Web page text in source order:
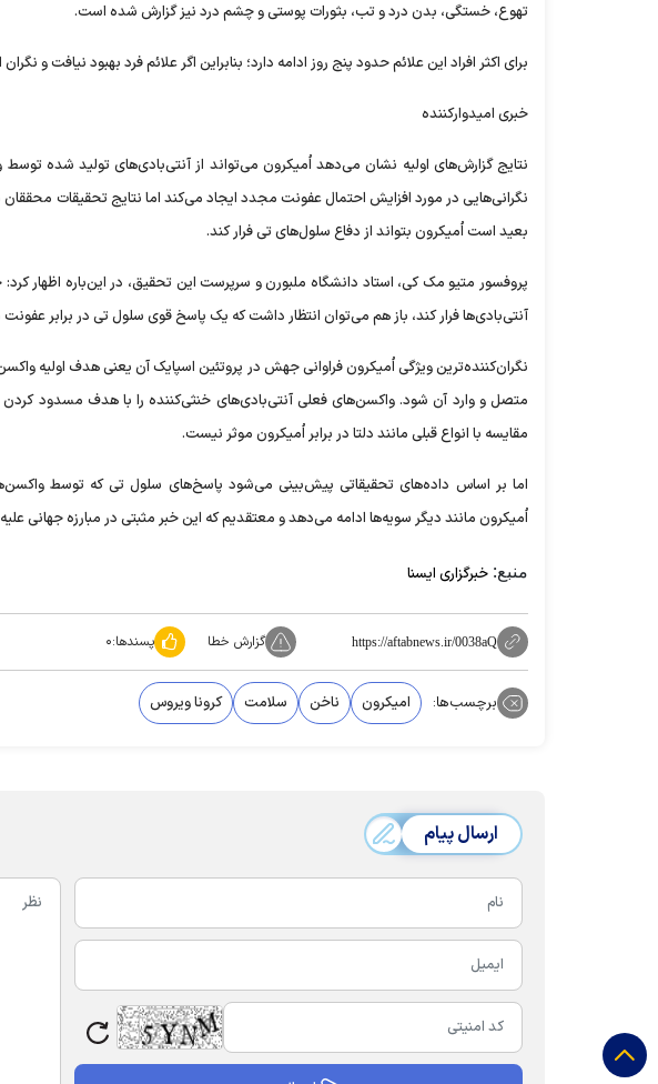
تهوع، خستگی، بدن درد و تب، بثورات پوستی و چشم درد نیز گزارش شده است.
برای اکثر افراد این علائم حدود پنج روز ادامه دارد؛ بنابراین اگر علائم فرد بهبود نیافت و
خبری امیدوارکننده
نتایج گزارش‌های اولیه نشان می‌دهد اُمیکرون می‌تواند از آنتی‌بادی‌های تولید شده
نگرانی‌هایی در مورد افزایش احتمال عفونت مجدد ایجاد می‌کند اما نتایج تحقیقات
بعید است اُمیکرون بتواند از دفاع سلول‌های تی فرار کند.
پروفسور متیو مک کی، استاد دانشگاه ملبورن و سرپرست این تحقیق، در این‌باره اظهار کرد:
آنتی‌بادی‌ها فرار کند، باز هم می‌توان انتظار داشت که یک پاسخ قوی سلول تی در برابر
نگران‌کننده‌ترین ویژگی اُمیکرون فراوانی جهش در پروتئین اسپایک آن یعنی هدف اولیه
متصل و وارد آن شود. واکسن‌های فعلی آنتی‌بادی‌های خنثی‌کننده را با هدف مسدود کردن
مقایسه با انواع قبلی مانند دلتا در برابر اُمیکرون موثر نیست.
اما بر اساس داده‌های تحقیقاتی پیش‌بینی می‌شود پاسخ‌های سلول تی که توسط
اُمیکرون مانند دیگر سویه‌ها ادامه می‌دهد و معتقدیم که این خبر مثبتی در مبارزه جهانی
منبع: خبرگزاری ایسنا
https://aftabnews.ir/0038aQ گزارش خطا پسندها:۰
برچسب‌ها: امیکرون ناخن سلامت کرونا ویروس
ارسال پیام